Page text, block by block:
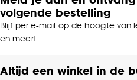
volgende bestelling
Blijf per e-mail op de hoogte van
en meer!
Altijd een winkel in de